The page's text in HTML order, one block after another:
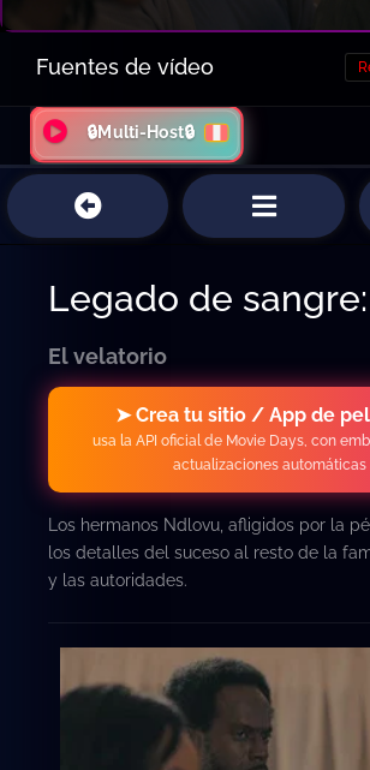
Fuentes de vídeo
🔒Multi-Host🔒
Legado de sangre:
El velatorio
➤ Crea tu sitio / App de
usa la API oficial de Movie Days, con
actualizaciones automáticas
Los hermanos Ndlovu, afligidos por la
los detalles del suceso al resto de la
y las autoridades.